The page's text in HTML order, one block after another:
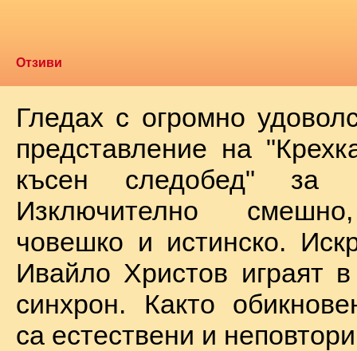
Отзиви
Гледах с огромно
представление на
късен следобед" за
Изключително
човешко и истинско.
Ивайло Христов играят
синхрон. Както
са естествени и